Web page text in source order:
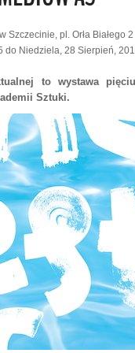
Szczecinie, pl. Orła Białego 2
do Niedziela, 28 Sierpień,
to wystawa
Sztuki.